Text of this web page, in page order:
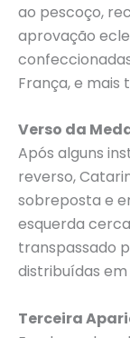
ao pescoço,
aprovação
França, e mais
Verso da
Após alguns
reverso,
sobreposta e
esquerda
transpassado
distribuídas
Terceira